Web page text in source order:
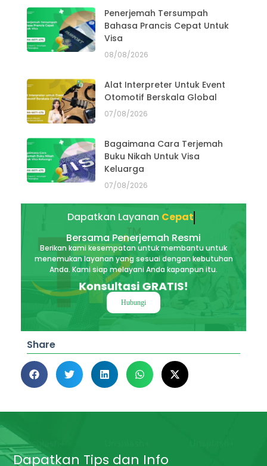
Penerjemah Tersumpah
Bahasa Prancis Cepat Untuk
Visa
08/08/2026
Alat Interpreter Untuk Event
Otomotif Berskala Global
07/08/2026
Bagaimana Cara Terjemah
Buku Nikah Untuk Visa
Keluarga
07/08/2026
Dapatkan LayananAkurat
Bersama Penerjemah Resmi
Berikan kami kesempatan untuk membantu untuk
menemukan layanan yang sesuai dengan kebutuhan
Anda. Kami siap melayani Anda kapanpun itu.
Konsultasi GRATIS!
Hubungi
Share
Dapatkan Tips dan Info